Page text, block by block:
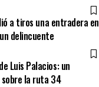
a tiros una entradera en
delincuente
Luis Palacios: un
la ruta 34